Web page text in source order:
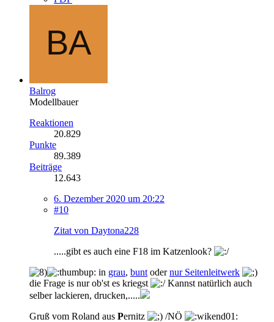
Balrog
Modellbauer
Reaktionen
20.829
Punkte
89.389
Beiträge
12.643
6. Dezember 2020 um 20:22
#10
Zitat von Daytona228
.....gibt es auch eine F18 im Katzenlook?
in grau, bunt odernur Seitenleitwerk
die Frage is nur ob'st es kriegst
Kannst natürlich auch
selber lackieren, drucken,.....
Gruß vom Roland aus Pernitz
/NÖ